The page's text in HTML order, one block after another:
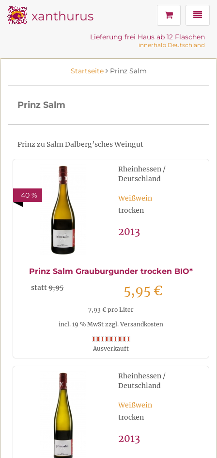
xanthurus
Lieferung frei Haus ab 12 Flaschen
innerhalb Deutschland
Startseite Prinz Salm
Prinz Salm
Prinz zu Salm Dalberg’sches Weingut
40 %
Rheinhessen /
Deutschland
Weißwein
trocken
2013
Prinz Salm Grauburgunder trocken BIO*
statt9,95 5,95 €
7,93 € pro Liter
incl. 19 % MwSt zzgl. Versandkosten
Ausverkauft
Rheinhessen /
Deutschland
Weißwein
trocken
2013